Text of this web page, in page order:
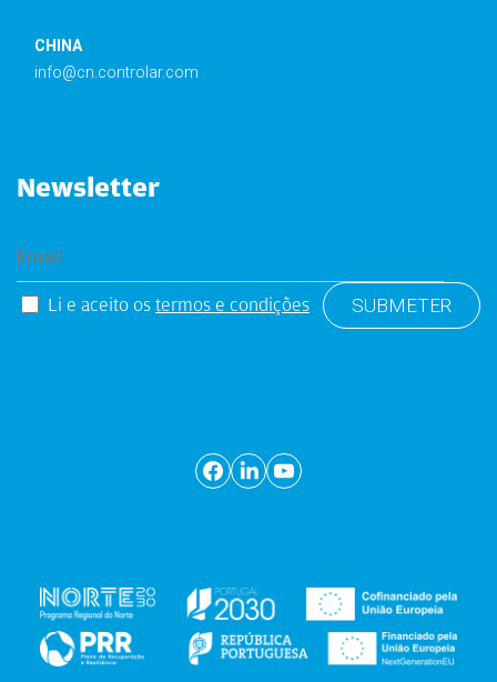
CHINA
info@cn.controlar.com
Newsletter
Li e aceito os termos e condições